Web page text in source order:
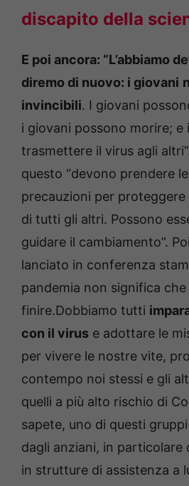
discapito della
E poi ancora: “L’abbiamo
diremo di nuovo: i giovani
invincibili. I giovani
i giovani possono morire; e
trasmettere il virus agli
questo “devono prendere
precauzioni per proteggere
di tutti gli altri. Possono
guidare il cambiamento”.
lanciato in conferenza
pandemia non significa
finire.Dobbiamo tutti
con il virus e adottare le
per vivere le nostre vite,
contempo noi stessi e gli
quelli a più alto rischio di
sapete, uno di questi
dagli anziani, in particolare
in strutture di assistenza a